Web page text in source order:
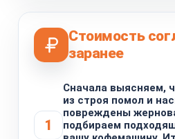
Стоимость
заранее
1
Сначала выясняем,
из строя помол и
повреждены
подбираем